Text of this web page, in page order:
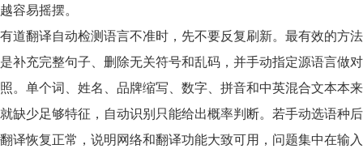
越容易摇摆。
有道翻译自动检测语言不准时，先不要反复刷新。最有效的方法
是补充完整句子、删除无关符号和乱码，并手动指定源语言做对
照。单个词、姓名、品牌缩写、数字、拼音和中英混合文本本来
就缺少足够特征，自动识别只能给出概率判断。若手动选语种后
翻译恢复正常，说明网络和翻译功能大致可用，问题集中在输入